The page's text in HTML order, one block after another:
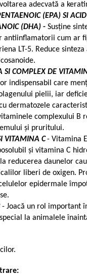
adecvată a
(EPA) SI ACID
(DHA) - Susține
antiinflamatorii cum ar
LT-5. Reduce
SI COMPLEX DE
indispensabil care
pielii, iar
dermatozele
complexului B
și pruritului.
VITAMINA C- Vitamina
și vitamina C
reducerea daunelor
liberi de oxigen.
epidermale
- Joacă un rol important
la animalele